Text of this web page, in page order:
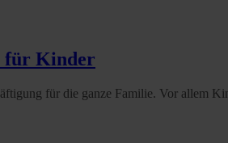
für Kinder
für die ganze Familie. Vor allem